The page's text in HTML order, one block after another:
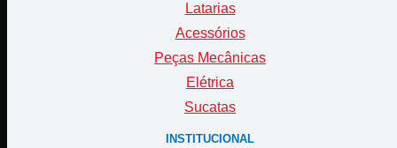
Latarias
Acessórios
Peças Mecânicas
Elétrica
Sucatas
INSTITUCIONAL